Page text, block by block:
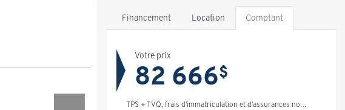
Financement Location Comptant
Votre prix
82 666$
TPS + TVQ, frais d'immatriculation et d'assurances non inclus.